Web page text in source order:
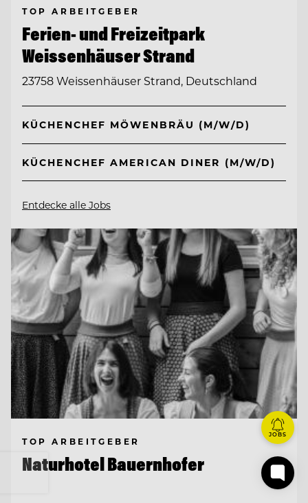
TOP ARBEITGEBER
Ferien- und Freizeitpark
Weissenhäuser Strand
23758 Weissenhäuser Strand, Deutschland
KÜCHENCHEF MÖWENBRÄU (M/W/D)
KÜCHENCHEF AMERICAN DINER (M/W/D)
Entdecke alle Jobs
TOP ARBEITGEBER
Naturhotel Bauernhofer
JOBS